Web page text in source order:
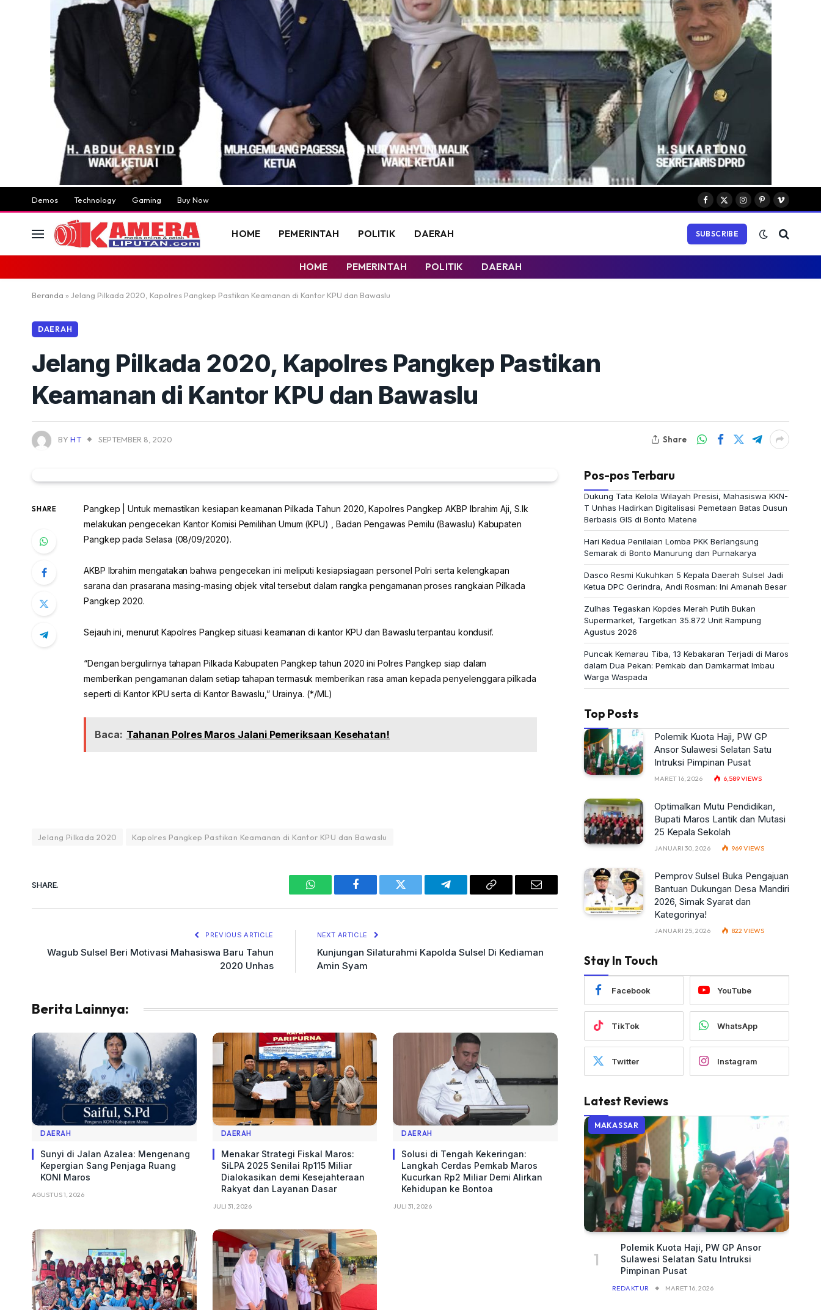
Demos Technology Gaming Buy Now
Facebook
X
Instagram
PinterestVimeo
HOME PEMERINTAH POLITIK DAERAH SUBSCRIBE
HOME PEMERINTAH POLITIK DAERAH
Beranda » Jelang Pilkada 2020, Kapolres Pangkep Pastikan Keamanan di Kantor KPU dan Bawaslu
DAERAH
Jelang Pilkada 2020, Kapolres Pangkep Pastikan
Keamanan di Kantor KPU dan Bawaslu
BY HT SEPTEMBER 8, 2020 Share
SHARE
Pangkep | Untuk memastikan kesiapan keamanan Pilkada Tahun 2020, Kapolres Pangkep AKBP Ibrahim Aji, S.Ik
melakukan pengecekan Kantor Komisi Pemilihan Umum (KPU) , Badan Pengawas Pemilu (Bawaslu) Kabupaten
Pangkep pada Selasa (08/09/2020).
AKBP Ibrahim mengatakan bahwa pengecekan ini meliputi kesiapsiagaan personel Polri serta kelengkapan
sarana dan prasarana masing-masing objek vital tersebut dalam rangka pengamanan proses rangkaian Pilkada
Pangkep 2020.
Sejauh ini, menurut Kapolres Pangkep situasi keamanan di kantor KPU dan Bawaslu terpantau kondusif.
“Dengan bergulirnya tahapan Pilkada Kabupaten Pangkep tahun 2020 ini Polres Pangkep siap dalam
memberikan pengamanan dalam setiap tahapan termasuk memberikan rasa aman kepada penyelenggara pilkada
seperti di Kantor KPU serta di Kantor Bawaslu,” Urainya. (*/ML)
Baca: Tahanan Polres Maros Jalani Pemeriksaan Kesehatan!
Jelang Pilkada 2020 Kapolres Pangkep Pastikan Keamanan di Kantor KPU dan Bawaslu
SHARE.
WhatsAppFacebook Twitter Telegram Copy
Email
PREVIOUS ARTICLE
Wagub Sulsel Beri Motivasi Mahasiswa Baru Tahun
2020 Unhas
NEXT ARTICLE
Kunjungan Silaturahmi Kapolda Sulsel Di Kediaman
Amin Syam
Berita Lainnya:
DAERAH
Sunyi di Jalan Azalea: Mengenang
Kepergian Sang Penjaga Ruang
KONI Maros
AGUSTUS 1, 2026
DAERAH
Menakar Strategi Fiskal Maros:
SiLPA 2025 Senilai Rp115 Miliar
Dialokasikan demi Kesejahteraan
Rakyat dan Layanan Dasar
JULI 31, 2026
DAERAH
Solusi di Tengah Kekeringan:
Langkah Cerdas Pemkab Maros
Kucurkan Rp2 Miliar Demi Alirkan
Kehidupan ke Bontoa
JULI 31, 2026
Pos-pos Terbaru
Dukung Tata Kelola Wilayah Presisi, Mahasiswa KKN-
T Unhas Hadirkan Digitalisasi Pemetaan Batas Dusun
Berbasis GIS di Bonto Matene
Hari Kedua Penilaian Lomba PKK Berlangsung
Semarak di Bonto Manurung dan Purnakarya
Dasco Resmi Kukuhkan 5 Kepala Daerah Sulsel Jadi
Ketua DPC Gerindra, Andi Rosman: Ini Amanah Besar
Zulhas Tegaskan Kopdes Merah Putih Bukan
Supermarket, Targetkan 35.872 Unit Rampung
Agustus 2026
Puncak Kemarau Tiba, 13 Kebakaran Terjadi di Maros
dalam Dua Pekan: Pemkab dan Damkarmat Imbau
Warga Waspada
Top Posts
Polemik Kuota Haji, PW GP
Ansor Sulawesi Selatan Satu
Intruksi Pimpinan Pusat
MARET 16, 2026 6,589VIEWS
Optimalkan Mutu Pendidikan,
Bupati Maros Lantik dan Mutasi
25 Kepala Sekolah
JANUARI 30, 2026 969VIEWS
Pemprov Sulsel Buka Pengajuan
Bantuan Dukungan Desa Mandiri
2026, Simak Syarat dan
Kategorinya!
JANUARI 25, 2026 822 VIEWS
Stay In Touch
Facebook YouTube
TikTok WhatsApp
Twitter Instagram
Latest Reviews
MAKASSAR
Polemik Kuota Haji, PW GP Ansor
Sulawesi Selatan Satu Intruksi
Pimpinan Pusat
REDAKTUR MARET 16, 2026